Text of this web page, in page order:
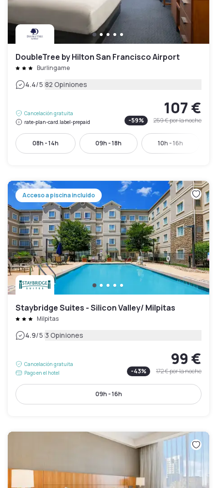
DoubleTree by Hilton San Francisco Airport
Burlingame
4.4/5|82 Opiniones
Cancelación gratuita
rate-plan-card.label-prepaid
107 €
-59% 259 €por la noche
08h - 14h 09h - 18h 10h - 16h
Acceso a piscina incluido
Staybridge Suites - Silicon Valley/ Milpitas
Milpitas
4.9/5|3 Opiniones
Cancelación gratuita
Pago en el hotel
99 €
-43% 172 €por la noche
09h - 16h